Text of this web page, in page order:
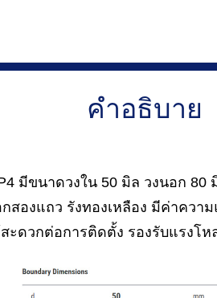
คำอธิบาย
มีขนาดวงใน 50 มิล วงนอก
กสองแถว รังทองเหลือง มีค่าคว
ะดวกต่อการติดตั้ง รองรับแรงโห